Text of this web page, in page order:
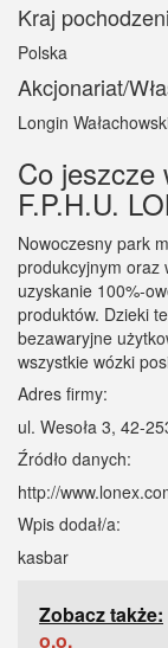
Kraj
Polska
Akcjonariat/
Longin
Co jeszcze
F.P.H.U.
Nowoczesny park
produkcyjnym oraz
uzyskanie 100%-
produktów. Dzieki
bezawaryjne
wszystkie wózki
Adres firmy:
ul. Wesoła 3, 42-
Źródło danych:
http://
Wpis dodał/a:
kasbar
Zobacz także:
o.o.